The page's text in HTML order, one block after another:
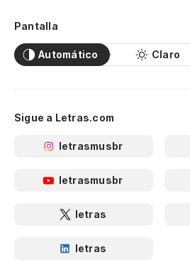
Pantalla
Automático Claro
Sigue a Letras.com
letrasmusbr
letrasmusbr
letras
letras